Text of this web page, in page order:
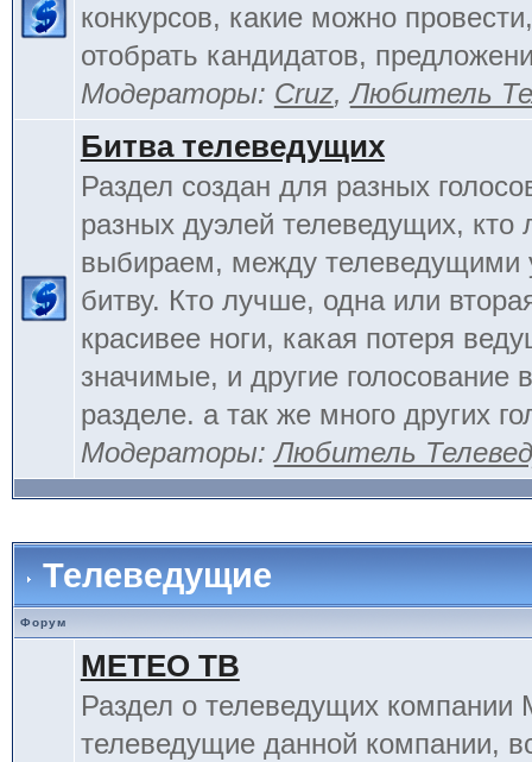
конкурсов, какие можно
отобрать кандидатов,
Модераторы: Cruz,Любитель
Битва телеведущих
Раздел создан для разных
разных дуэлей телеведущих, кто
выбираем, между телеведущими
битву. Кто лучше, одна или
красивее ноги, какая потеря
значимые, и другие голосование
разделе. а так же много других
Модераторы:Любитель
Телеведущие
Форум
МЕТЕО ТВ
Раздел о телеведущих
телеведущие данной компании,